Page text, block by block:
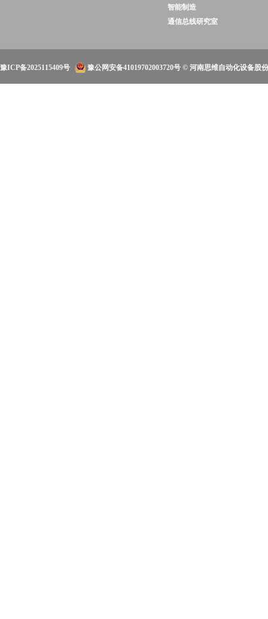
智能制造
通信总线研究室
豫ICP备2025115409号 豫公网安备41019702003720号 © 河南思维自动化设备股